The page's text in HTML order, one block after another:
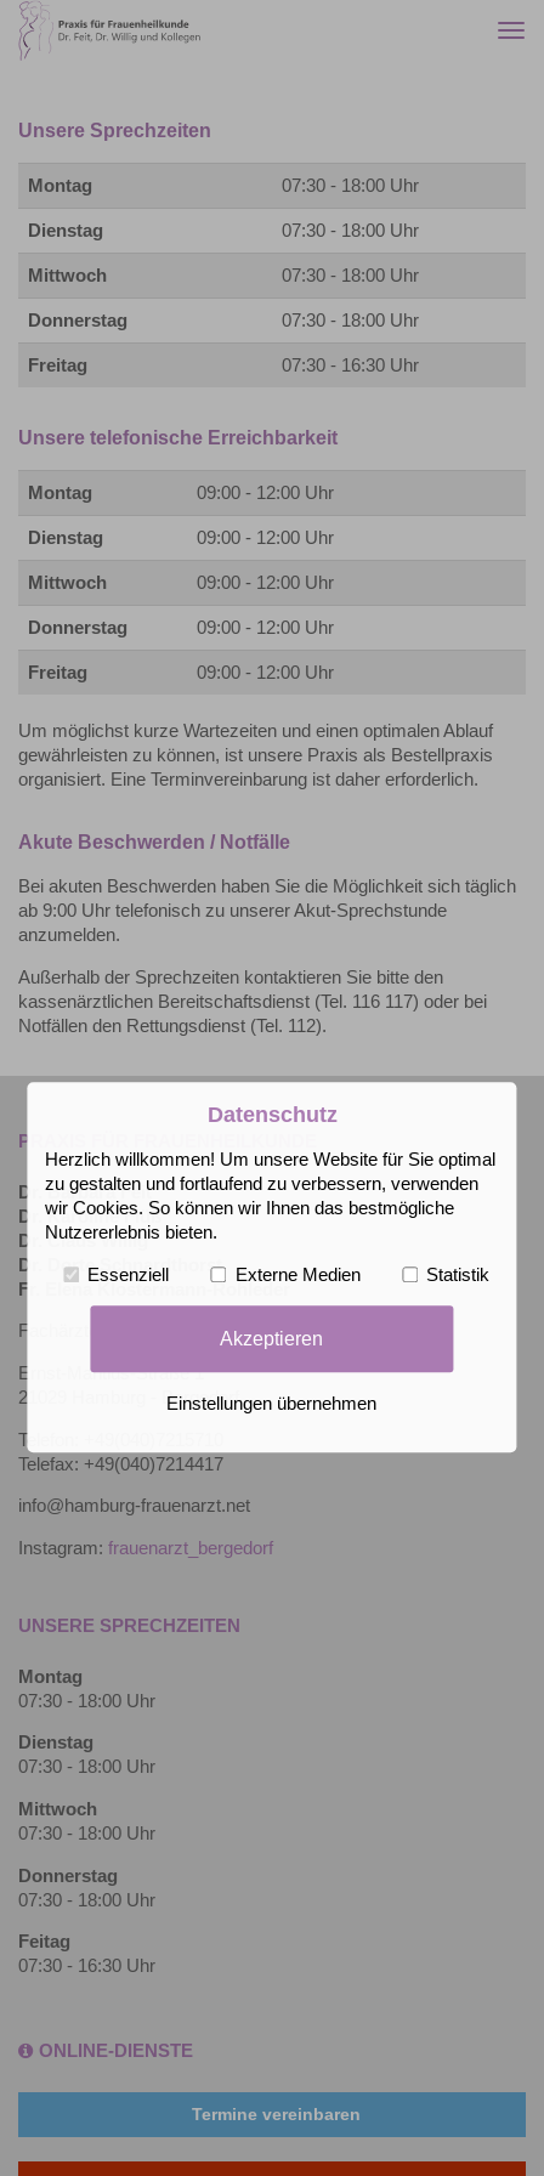
Unsere Sprechzeiten
Montag 07:30 - 18:00 Uhr
Dienstag 07:30 - 18:00 Uhr
Mittwoch 07:30 - 18:00 Uhr
Donnerstag 07:30 - 18:00 Uhr
Freitag 07:30 - 16:30 Uhr
Unsere telefonische Erreichbarkeit
Montag 09:00 - 12:00 Uhr
Dienstag 09:00 - 12:00 Uhr
Mittwoch 09:00 - 12:00 Uhr
Donnerstag 09:00 - 12:00 Uhr
Freitag 09:00 - 12:00 Uhr
Um möglichst kurze Wartezeiten und einen optimalen Ablauf
gewährleisten zu können, ist unsere Praxis als Bestellpraxis
organisiert. Eine Terminvereinbarung ist daher erforderlich.
Akute Beschwerden / Notfälle
Bei akuten Beschwerden haben Sie die Möglichkeit sich täglich
ab 9:00 Uhr telefonisch zu unserer Akut-Sprechstunde
anzumelden.
Außerhalb der Sprechzeiten kontaktieren Sie bitte den
kassenärztlichen Bereitschaftsdienst (Tel. 116 117) oder bei
Notfällen den Rettungsdienst (Tel. 112).
PRAXIS FÜR FRAUENHEILKUNDE
Dr. Barbara Feit
Dr. Karoline Flüß
Dr. Claus Willig
Dr. Dorte Schnardthorst
Fr. Elena Klostermann-Rohleder
Fachärzte für Gynäkologie und Geburtshilfe
Ernst-Mantius-Straße 1
21029 Hamburg - Bergedorf
Telefon: +49(040)7215710
Telefax: +49(040)7214417
info@hamburg-frauenarzt.net
Instagram: frauenarzt_bergedorf
UNSERE SPRECHZEITEN
Montag
07:30 - 18:00 Uhr
Dienstag
07:30 - 18:00 Uhr
Mittwoch
07:30 - 18:00 Uhr
Donnerstag
07:30 - 18:00 Uhr
Feitag
07:30 - 16:30 Uhr
ONLINE-DIENSTE
Termine vereinbaren
Datenschutz
Herzlich willkommen! Um unsere Website für Sie optimal
zu gestalten und fortlaufend zu verbessern, verwenden
wir Cookies. So können wir Ihnen das bestmögliche
Nutzererlebnis bieten.
Essenziell Externe Medien Statistik
Akzeptieren
Einstellungen übernehmen